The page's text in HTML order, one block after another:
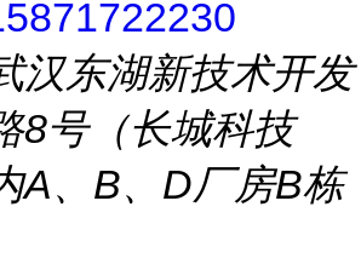
汉东湖新技术开发
8号（长城科技
A、B、D厂房B栋